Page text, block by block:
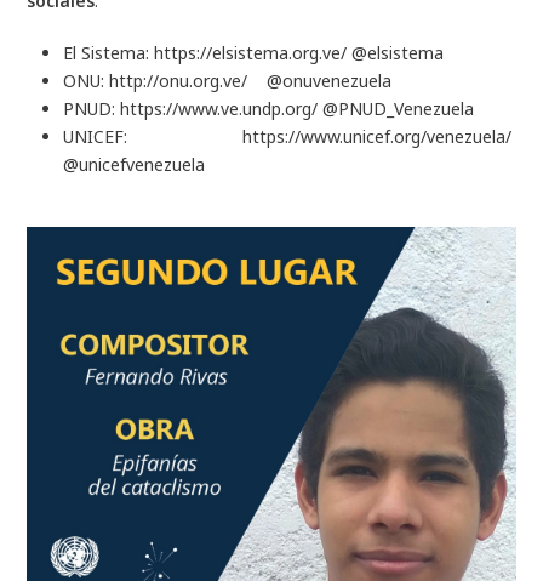
El Sistema:https://elsistema.org.ve/ @elsistema
ONU:http://onu.org.ve/ @onuvenezuela
PNUD:https://www.ve.undp.org/ @PNUD_Venezuela
UNICEF: https://www.unicef.org/venezuela/
@unicefvenezuela